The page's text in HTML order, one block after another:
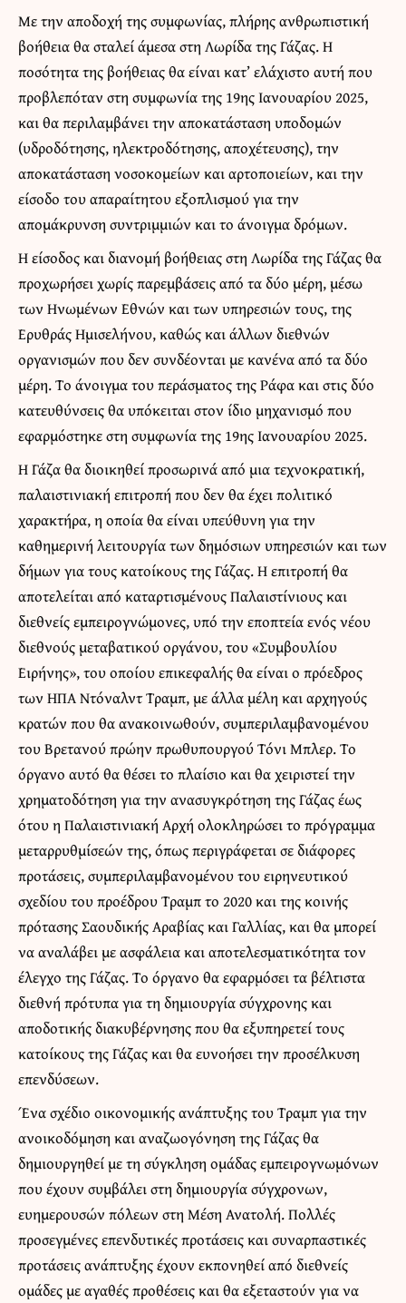
Με την αποδοχή της συμφωνίας, πλήρης ανθρωπιστική
βοήθεια θα σταλεί άμεσα στη Λωρίδα της Γάζας. Η
ποσότητα της βοήθειας θα είναι κατ’ ελάχιστο αυτή που
προβλεπόταν στη συμφωνία της 19ης Ιανουαρίου 2025,
και θα περιλαμβάνει την αποκατάσταση υποδομών
(υδροδότησης, ηλεκτροδότησης, αποχέτευσης), την
αποκατάσταση νοσοκομείων και αρτοποιείων, και την
είσοδο του απαραίτητου εξοπλισμού για την
απομάκρυνση συντριμμιών και το άνοιγμα δρόμων.
Η είσοδος και διανομή βοήθειας στη Λωρίδα της Γάζας θα
προχωρήσει χωρίς παρεμβάσεις από τα δύο μέρη, μέσω
των Ηνωμένων Εθνών και των υπηρεσιών τους, της
Ερυθράς Ημισελήνου, καθώς και άλλων διεθνών
οργανισμών που δεν συνδέονται με κανένα από τα δύο
μέρη. Το άνοιγμα του περάσματος της Ράφα και στις δύο
κατευθύνσεις θα υπόκειται στον ίδιο μηχανισμό που
εφαρμόστηκε στη συμφωνία της 19ης Ιανουαρίου 2025.
Η Γάζα θα διοικηθεί προσωρινά από μια τεχνοκρατική,
παλαιστινιακή επιτροπή που δεν θα έχει πολιτικό
χαρακτήρα, η οποία θα είναι υπεύθυνη για την
καθημερινή λειτουργία των δημόσιων υπηρεσιών και των
δήμων για τους κατοίκους της Γάζας. Η επιτροπή θα
αποτελείται από καταρτισμένους Παλαιστίνιους και
διεθνείς εμπειρογνώμονες, υπό την εποπτεία ενός νέου
διεθνούς μεταβατικού οργάνου, του «Συμβουλίου
Ειρήνης», του οποίου επικεφαλής θα είναι ο πρόεδρος
των ΗΠΑ Ντόναλντ Τραμπ, με άλλα μέλη και αρχηγούς
κρατών που θα ανακοινωθούν, συμπεριλαμβανομένου
του Βρετανού πρώην πρωθυπουργού Τόνι Μπλερ. Το
όργανο αυτό θα θέσει το πλαίσιο και θα χειριστεί την
χρηματοδότηση για την ανασυγκρότηση της Γάζας έως
ότου η Παλαιστινιακή Αρχή ολοκληρώσει το πρόγραμμα
μεταρρυθμίσεών της, όπως περιγράφεται σε διάφορες
προτάσεις, συμπεριλαμβανομένου του ειρηνευτικού
σχεδίου του προέδρου Τραμπ το 2020 και της κοινής
πρότασης Σαουδικής Αραβίας και Γαλλίας, και θα μπορεί
να αναλάβει με ασφάλεια και αποτελεσματικότητα τον
έλεγχο της Γάζας. Το όργανο θα εφαρμόσει τα βέλτιστα
διεθνή πρότυπα για τη δημιουργία σύγχρονης και
αποδοτικής διακυβέρνησης που θα εξυπηρετεί τους
κατοίκους της Γάζας και θα ευνοήσει την προσέλκυση
επενδύσεων.
Ένα σχέδιο οικονομικής ανάπτυξης του Τραμπ για την
ανοικοδόμηση και αναζωογόνηση της Γάζας θα
δημιουργηθεί με τη σύγκληση ομάδας εμπειρογνωμόνων
που έχουν συμβάλει στη δημιουργία σύγχρονων,
ευημερουσών πόλεων στη Μέση Ανατολή. Πολλές
προσεγμένες επενδυτικές προτάσεις και συναρπαστικές
προτάσεις ανάπτυξης έχουν εκπονηθεί από διεθνείς
ομάδες με αγαθές προθέσεις και θα εξεταστούν για να